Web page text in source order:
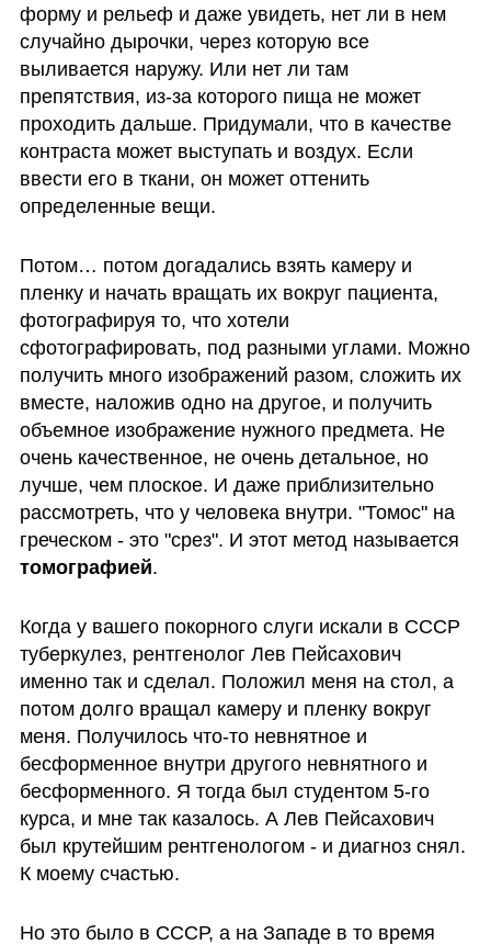
форму и рельеф и даже увидеть, нет ли в нем
случайно дырочки, через которую все
выливается наружу. Или нет ли там
препятствия, из-за которого пища не может
проходить дальше. Придумали, что в качестве
контраста может выступать и воздух. Если
ввести его в ткани, он может оттенить
определенные вещи.
Потом… потом догадались взять камеру и
пленку и начать вращать их вокруг пациента,
фотографируя то, что хотели
сфотографировать, под разными углами. Можно
получить много изображений разом, сложить их
вместе, наложив одно на другое, и получить
объемное изображение нужного предмета. Не
очень качественное, не очень детальное, но
лучше, чем плоское. И даже приблизительно
рассмотреть, что у человека внутри. "Томос" на
томографией.
Когда у вашего покорного слуги искали в СССР
туберкулез, рентгенолог Лев Пейсахович
именно так и сделал. Положил меня на стол, а
потом долго вращал камеру и пленку вокруг
меня. Получилось что-то невнятное и
бесформенное внутри другого невнятного и
бесформенного. Я тогда был студентом 5-го
курса, и мне так казалось. А Лев Пейсахович
был крутейшим рентгенологом - и диагноз снял.
К моему счастью.
Но это было в СССР, а на Западе в то время